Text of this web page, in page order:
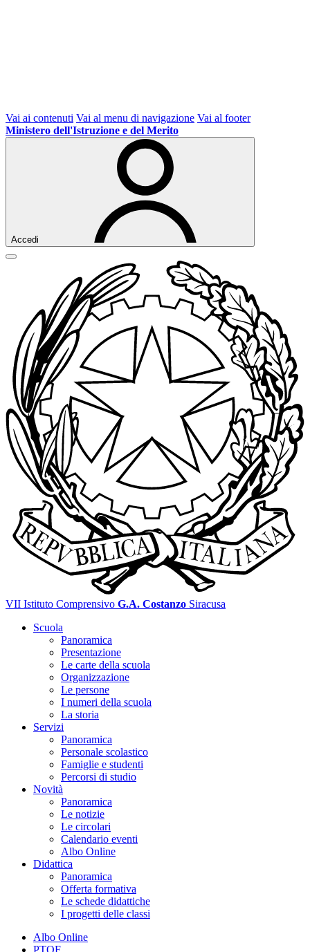
Vai ai contenuti Vai al menu di navigazione Vai al footer
Ministero dell'Istruzione e del Merito
Accedi
VII Istituto Comprensivo G.A. Costanzo Siracusa
Scuola
Panoramica
Presentazione
Le carte della scuola
Organizzazione
Le persone
I numeri della scuola
La storia
Servizi
Panoramica
Personale scolastico
Famiglie e studenti
Percorsi di studio
Novità
Panoramica
Le notizie
Le circolari
Calendario eventi
Albo Online
Didattica
Panoramica
Offerta formativa
Le schede didattiche
I progetti delle classi
Albo Online
PTOF